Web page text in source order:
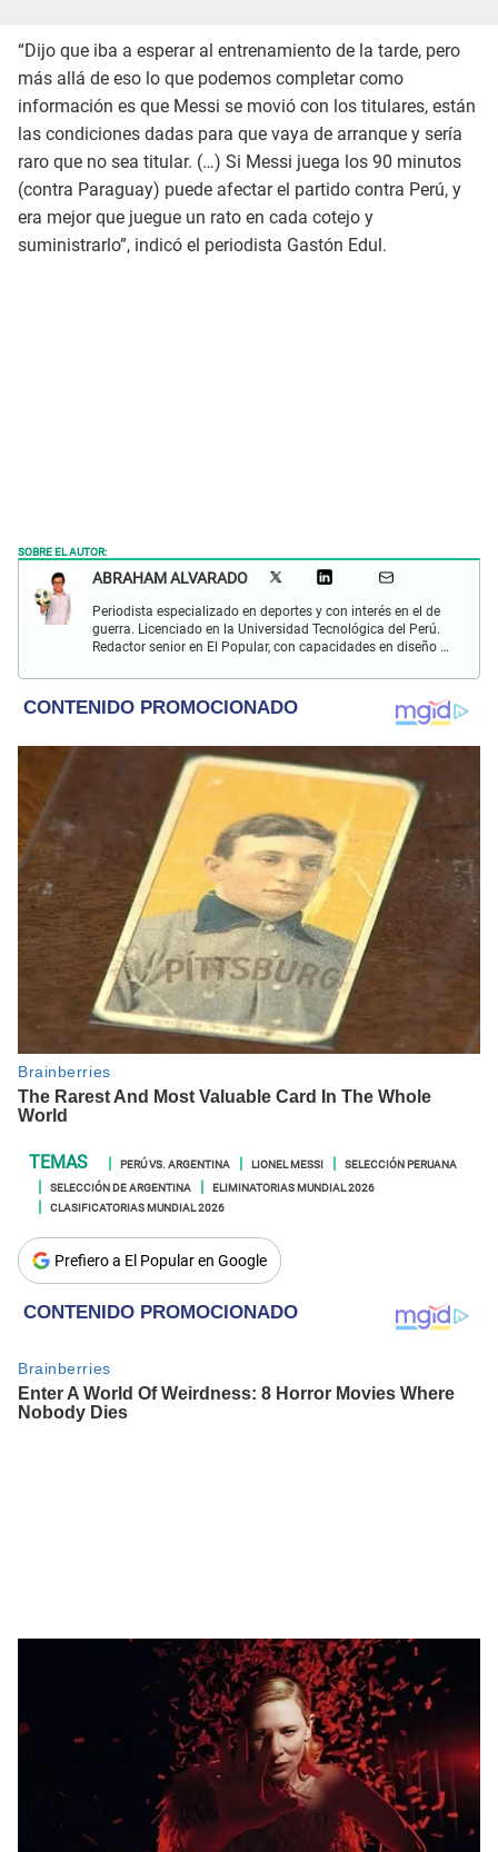
“Dijo que iba a esperar al entrenamiento de la tarde, pero
más allá de eso lo que podemos completar como
información es que Messi se movió con los titulares, están
las condiciones dadas para que vaya de arranque y sería
raro que no sea titular. (…) Si Messi juega los 90 minutos
(contra Paraguay) puede afectar el partido contra Perú, y
era mejor que juegue un rato en cada cotejo y
suministrarlo”, indicó el periodista Gastón Edul.
SOBRE EL AUTOR:
ABRAHAM ALVARADO
Periodista especializado en deportes y con interés en el de
guerra. Licenciado en la Universidad Tecnológica del Perú.
Redactor senior en El Popular, con capacidades en diseño y
cultural.
PERÚ VS. ARGENTINA LIONEL MESSI
SELECCIÓN PERUANA
SELECCIÓN DE ARGENTINA
ELIMINATORIAS MUNDIAL 2026
CLASIFICATORIAS MUNDIAL 2026
Prefiero a El Popular en Google